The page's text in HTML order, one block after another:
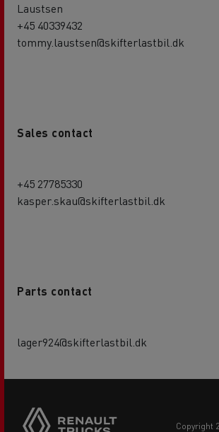
Laustsen
+45 40339432
tommy.laustsen@skifterlastbil.dk
Sales contact
+45 27785330
kasper.skau@skifterlastbil.dk
Parts contact
lager924@skifterlastbil.dk
copyright